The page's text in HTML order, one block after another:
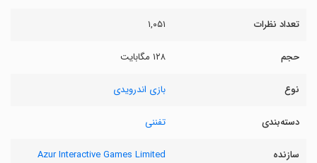
تعداد نظرات ۱,۰۵۱
حجم ۱۲۸ مگابایت
نوع بازی اندرویدی
دسته‌بندی تفننی
سازنده Azur Interactive Games Limited